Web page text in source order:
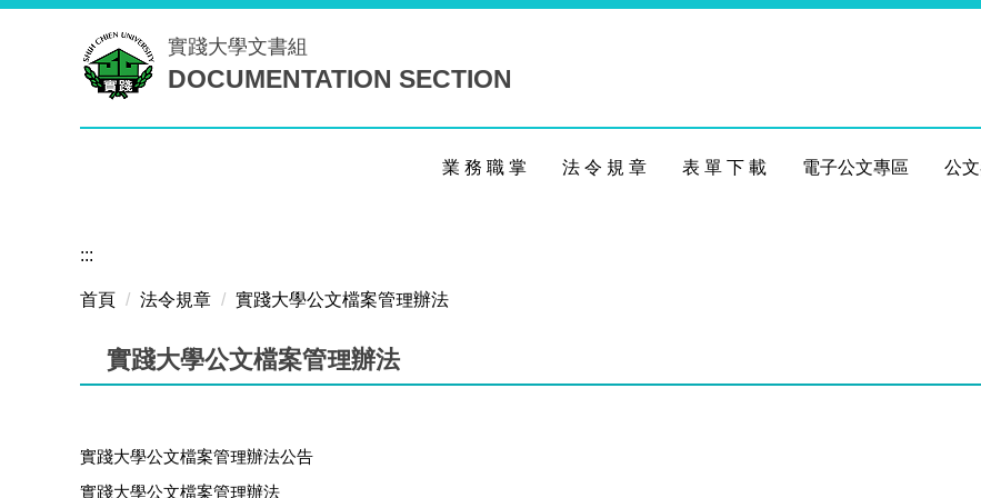
實踐大學文書組
DOCUMENTATION SECTION
業 務 職 掌 法 令 規 章 表 單 下 載 電子公文專區 公
:::
首頁 法令規章 實踐大學公文檔案管理辦法
實踐大學公文檔案管理辦法
實踐大學公文檔案管理辦法公告
實踐大學公文檔案管理辦法